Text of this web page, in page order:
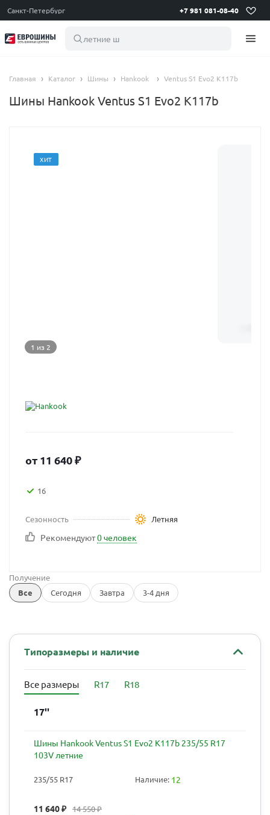
Санкт-Петербург +7 981 081-08-40
летние шины 1
Главная Каталог Шины Hankook Ventus S1 Evo2 K117b
Шины Hankook Ventus S1 Evo2 K117b
ХИТ
1 из 2
от 11 640₽
16
Сезонность Летняя
Рекомендуют0 человек
Получение
Все
Сегодня Завтра 3-4 дня
Типоразмеры и наличие
Все размеры R17 R18
17''
Шины Hankook Ventus S1 Evo2 K117b 235/55 R17
103V летние
235/55 R17 Наличие: 12
11 640₽ 14 550₽